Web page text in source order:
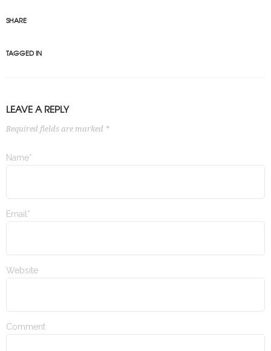
SHARE
TAGGED IN
LEAVE A REPLY
Required fields are marked *
Name*
Email*
Website
Comment